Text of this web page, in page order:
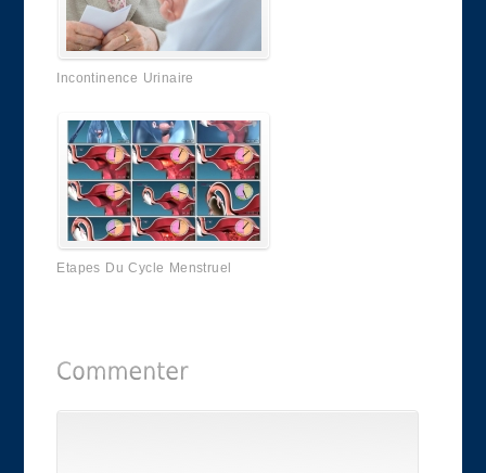
Incontinence Urinaire
Etapes Du Cycle Menstruel